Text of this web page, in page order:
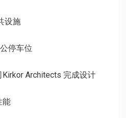
设施
停车位
Kirkor Architects 完成设计
能